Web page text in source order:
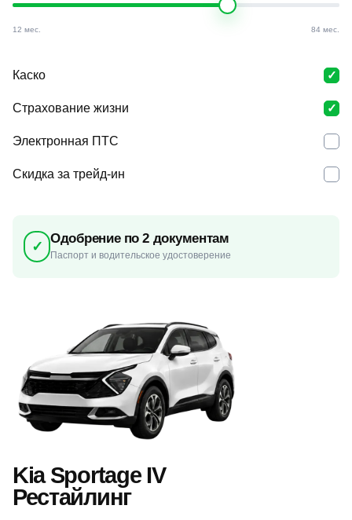
12 мес. 84 мес.
Каско
Страхование жизни
Электронная ПТС
Скидка за трейд-ин
✓ Одобрение по 2 документам
Паспорт и водительское удостоверение
Kia Sportage IV
Рестайлинг